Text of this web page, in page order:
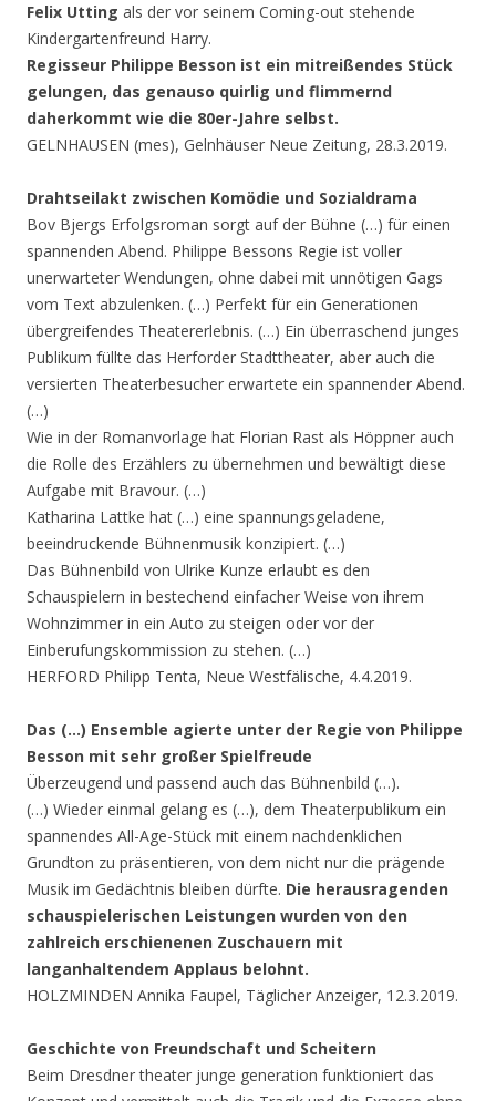
Felix Utting als der vor seinem Coming-out stehende
Kindergartenfreund Harry.
Regisseur Philippe Besson ist ein mitreißendes Stück
gelungen, das genauso quirlig und flimmernd
daherkommt wie die 80er-Jahre selbst.
GELNHAUSEN (mes), Gelnhäuser Neue Zeitung, 28.3.2019.
Drahtseilakt zwischen Komödie und Sozialdrama
Bov Bjergs Erfolgsroman sorgt auf der Bühne (…) für einen
spannenden Abend. Philippe Bessons Regie ist voller
unerwarteter Wendungen, ohne dabei mit unnötigen Gags
vom Text abzulenken. (…) Perfekt für ein Generationen
übergreifendes Theatererlebnis. (…) Ein überraschend junges
Publikum füllte das Herforder Stadttheater, aber auch die
versierten Theaterbesucher erwartete ein spannender Abend.
(…)
Wie in der Romanvorlage hat Florian Rast als Höppner auch
die Rolle des Erzählers zu übernehmen und bewältigt diese
Aufgabe mit Bravour. (…)
Katharina Lattke hat (…) eine spannungsgeladene,
beeindruckende Bühnenmusik konzipiert. (…)
Das Bühnenbild von Ulrike Kunze erlaubt es den
Schauspielern in bestechend einfacher Weise von ihrem
Wohnzimmer in ein Auto zu steigen oder vor der
Einberufungskommission zu stehen. (…)
HERFORD Philipp Tenta, Neue Westfälische, 4.4.2019.
Das (…) Ensemble agierte unter der Regie von Philippe
Besson mit sehr großer Spielfreude
Überzeugend und passend auch das Bühnenbild (…).
(…) Wieder einmal gelang es (…), dem Theaterpublikum ein
spannendes All-Age-Stück mit einem nachdenklichen
Grundton zu präsentieren, von dem nicht nur die prägende
Musik im Gedächtnis bleiben dürfte. Die herausragenden
schauspielerischen Leistungen wurden von den
zahlreich erschienenen Zuschauern mit
langanhaltendem Applaus belohnt.
HOLZMINDEN Annika Faupel, Täglicher Anzeiger, 12.3.2019.
Geschichte von Freundschaft und Scheitern
Beim Dresdner theater junge generation funktioniert das